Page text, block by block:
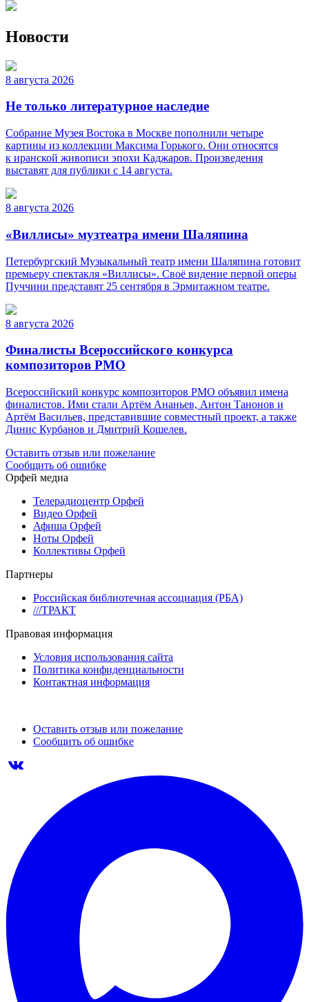
Новости
8 августа 2026
Не только литературное наследие
Собрание Музея Востока в Москве пополнили четыре
картины из коллекции Максима Горького. Они относятся
к иранской живописи эпохи Каджаров. Произведения
выставят для публики с 14 августа.
8 августа 2026
«Виллисы» музтеатра имени Шаляпина
Петербургский Музыкальный театр имени Шаляпина готовит
премьеру спектакля «Виллисы». Своё видение первой оперы
Пуччини представят 25 сентября в Эрмитажном театре.
8 августа 2026
Финалисты Всероссийского конкурса
композиторов РМО
Всероссийский конкурс композиторов РМО объявил имена
финалистов. Ими стали Артём Ананьев, Антон Танонов и
Артём Васильев, представившие совместный проект, а также
Динис Курбанов и Дмитрий Кошелев.
Оставить отзыв или пожелание
Сообщить об ошибке
Орфей медиа
Телерадиоцентр Орфей
Видео Орфей
Афиша Орфей
Ноты Орфей
Коллективы Орфей
Партнеры
Российская библиотечная ассоциация (РБА)
///ТРАКТ
Правовая информация
Условия использования сайта
Политика конфиденциальности
Контактная информация
Оставить отзыв или пожелание
Сообщить об ошибке